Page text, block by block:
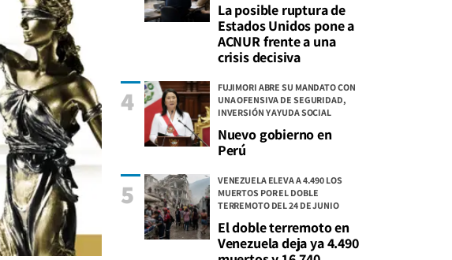
La posible ruptura de
Estados Unidos pone a
ACNUR frente a una
crisis decisiva
FUJIMORI ABRE SU MANDATO CON
UNA OFENSIVA DE SEGURIDAD,
INVERSIÓN Y AYUDA SOCIAL
Nuevo gobierno en
Perú
4
VENEZUELA ELEVA A 4.490 LOS
MUERTOS POR EL DOBLE
TERREMOTO DEL 24 DE JUNIO
El doble terremoto en
Venezuela deja ya 4.490
5